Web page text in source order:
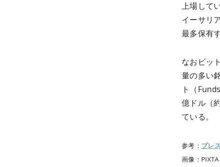
上場して
イーサリ
最多保有
なおビッ
量の多い
ト（
億ドル（
ている。
参考： プレ
画像：PIXTA